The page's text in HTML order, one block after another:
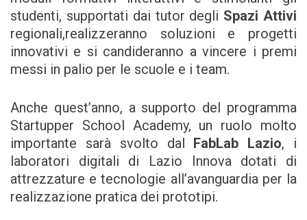
studenti, supportati dai tutor degli Spazi Attivi
regionali,realizzeranno soluzioni e progetti
innovativi e si candideranno a vincere i premi
messi in palio per le scuole e i team.
Anche quest’anno, a supporto del programma
Startupper School Academy, un ruolo molto
importante sarà svolto dal FabLab Lazio, i
laboratori digitali di Lazio Innova dotati di
attrezzature e tecnologie all’avanguardia per la
realizzazione pratica dei prototipi.